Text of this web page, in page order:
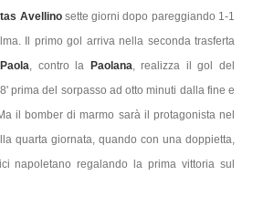
Avellinosette giorni dopo pareggiando 1-1
Il primo gol arriva nella seconda trasferta
Paola, contro la Paolana, realizza il gol del
prima del sorpasso ad otto minuti dalla fine e
il bomber di marmo sarà il protagonista nel
quarta giornata, quando con una doppietta,
napoletano regalando la prima vittoria sul